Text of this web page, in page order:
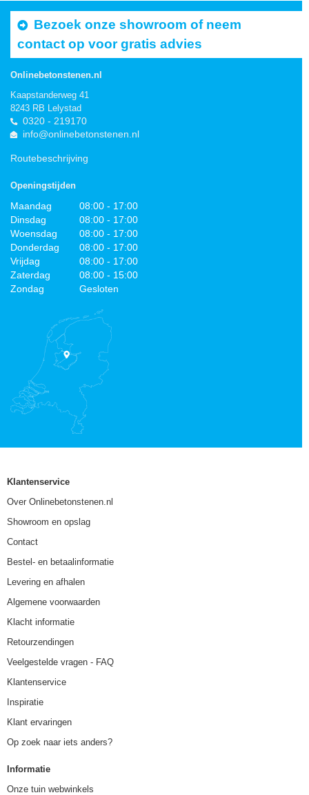
Bezoek onze showroom of neem
contact op voor gratis advies
Onlinebetonstenen.nl
Kaapstanderweg 41
8243 RB Lelystad
0320 - 219170
info@onlinebetonstenen.nl
Routebeschrijving
Openingstijden
Maandag
08:00 - 17:00
Dinsdag
08:00 - 17:00
Woensdag
08:00 - 17:00
Donderdag
08:00 - 17:00
Vrijdag
08:00 - 17:00
Zaterdag
08:00 - 15:00
Zondag
Gesloten
Klantenservice
Over Onlinebetonstenen.nl
Showroom en opslag
Contact
Bestel- en betaalinformatie
Levering en afhalen
Algemene voorwaarden
Klacht informatie
Retourzendingen
Veelgestelde vragen - FAQ
Klantenservice
Inspiratie
Klant ervaringen
Op zoek naar iets anders?
Informatie
Onze tuin webwinkels